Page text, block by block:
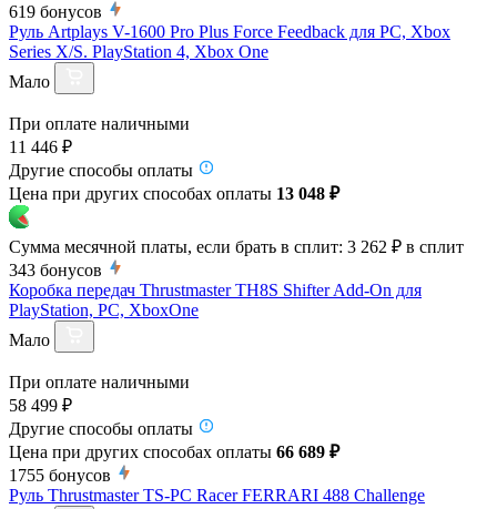
619 бонусов
Руль Artplays V-1600 Pro Plus Force Feedback для PC, Xbox
Series X/S. PlayStation 4, Xbox One
Мало
При оплате наличными
11 446 ₽
Другие способы оплаты
Цена при других способах оплаты 13 048 ₽
Сумма месячной платы, если брать в сплит: 3 262 ₽ в сплит
343 бонусов
Коробка передач Thrustmaster TH8S Shifter Add-On для
PlayStation, PC, XboxOne
Мало
При оплате наличными
58 499 ₽
Другие способы оплаты
Цена при других способах оплаты 66 689 ₽
1755 бонусов
Руль Thrustmaster TS-PC Racer FERRARI 488 Challenge